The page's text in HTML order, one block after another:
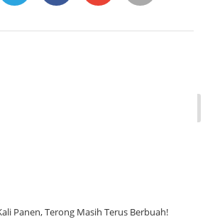
Panen, Terong Masih Terus Berbuah!